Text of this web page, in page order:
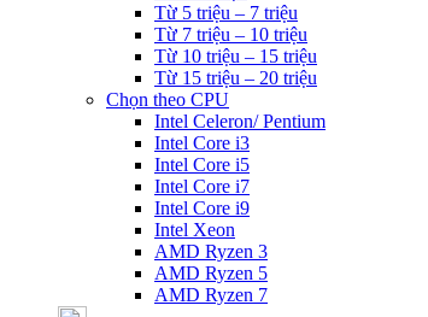
Từ 5 triệu – 7 triệu
Từ 7 triệu – 10 triệu
Từ 10 triệu – 15 triệu
Từ 15 triệu – 20 triệu
Chọn theo CPU
Intel Celeron/ Pentium
Intel Core i3
Intel Core i5
Intel Core i7
Intel Core i9
Intel Xeon
AMD Ryzen 3
AMD Ryzen 5
AMD Ryzen 7